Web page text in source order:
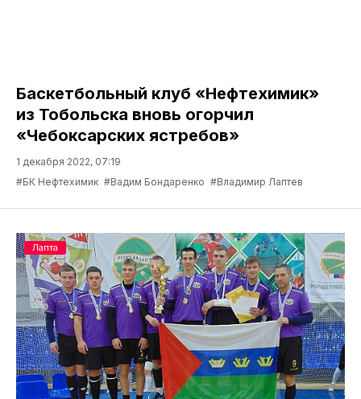
Баскетбольный клуб «Нефтехимик»
из Тобольска вновь огорчил
«Чебоксарских ястребов»
1 декабря 2022, 07:19
#БК Нефтехимик #Вадим Бондаренко #Владимир Лаптев
Лапта